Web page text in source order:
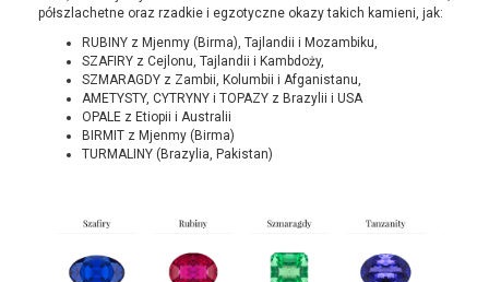
półszlachetne oraz rzadkie i egzotyczne okazy takich kamieni, jak:
RUBINY z Mjenmy (Birma), Tajlandii i Mozambiku,
SZAFIRY z Cejlonu, Tajlandii i Kambdoży,
SZMARAGDY z Zambii, Kolumbii i Afganistanu,
AMETYSTY, CYTRYNY i TOPAZY z Brazylii i USA
OPALE z Etiopii i Australii
BIRMIT z Mjenmy (Birma)
TURMALINY (Brazylia, Pakistan)